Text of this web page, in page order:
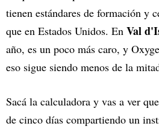
tienen estándares de formación y
que en Estados Unidos. En Val
año, es un poco más caro, y
eso sigue siendo menos de la
Sacá la calculadora y vas a ver
de cinco días compartiendo un